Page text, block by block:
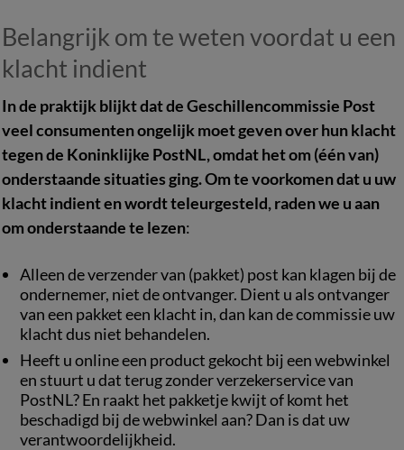
Belangrijk om te weten voordat u een
klacht indient
In de praktijk blijkt dat de Geschillencommissie Post
veel consumenten ongelijk moet geven over hun klacht
tegen de Koninklijke PostNL, omdat het om (één van)
onderstaande situaties ging. Om te voorkomen dat u uw
klacht indient en wordt teleurgesteld, raden we u aan
om onderstaande te lezen:
Alleen de verzender van (pakket) post kan klagen bij de
ondernemer, niet de ontvanger. Dient u als ontvanger
van een pakket een klacht in, dan kan de commissie uw
klacht dus niet behandelen.
Heeft u online een product gekocht bij een webwinkel
en stuurt u dat terug zonder verzekerservice van
PostNL? En raakt het pakketje kwijt of komt het
beschadigd bij de webwinkel aan? Dan is dat uw
verantwoordelijkheid.